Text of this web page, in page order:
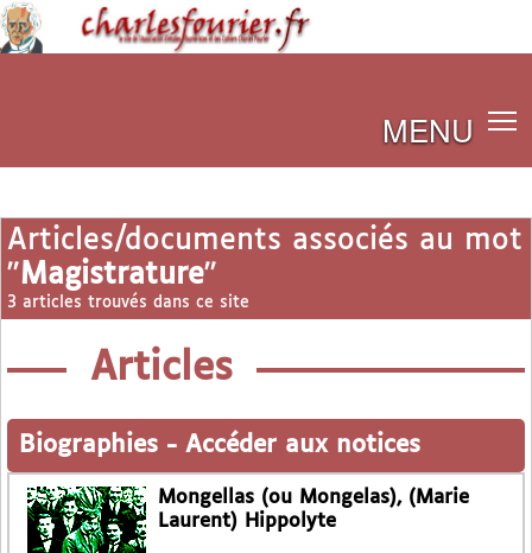
MENU
Articles/documents associés au mot
"Magistrature"
3 articles trouvés dans ce site
Articles
Biographies - Accéder aux notices
Mongellas (ou Mongelas), (Marie
Laurent) Hippolyte